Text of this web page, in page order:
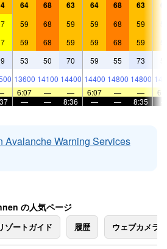
64 68 63 64 68 63
59 68 59 59 68 59
59 68 59 59 68 59
53 50 70 59 55 73
13600 14100 14400 14400 14800 14800
6:07 — — 6:07 — —
— — 8:36 — — 8:35
Avalanche Warning Services
の人気ページ
ゾートガイド 履歴 ウェブカメラ